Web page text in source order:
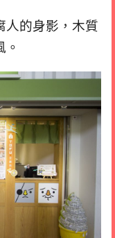
人的身影，木質
。